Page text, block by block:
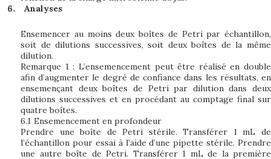
Analyses
Ensemencer au moins deux boîtes de Petri par échantillon,
soit de dilutions successives, soit deux boîtes de la même
dilution.
Remarque 1 : L’ensemencement peut être réalisé en double
afin d’augmenter le degré de confiance dans les résultats, en
ensemençant deux boîtes de Petri par dilution dans deux
dilutions successives et en procédant au comptage final sur
quatre boîtes.
6.1 Ensemencement en profondeur
Prendre une boîte de Petri stérile. Transférer 1 mL de
l’échantillon pour essai à l’aide d’une pipette stérile. Prendre
une autre boîte de Petri. Transférer 1 mL de la première